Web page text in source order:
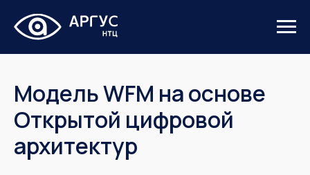
Модель WFM на основе
Открытой цифровой
архитектур